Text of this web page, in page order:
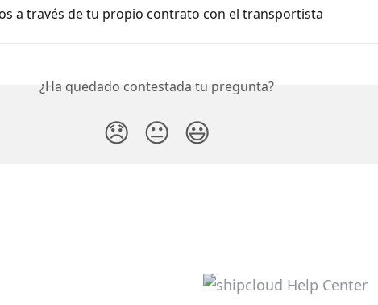
a través de tu propio contrato con el transportista
¿Ha quedado contestada tu pregunta?
😞 😐 😃